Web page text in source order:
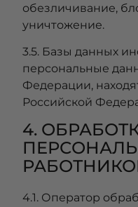
обезличивание,
уничтожение.
3.5. Базы данных
персональные
Федерации,
Российской
4.
4.1. Оператор